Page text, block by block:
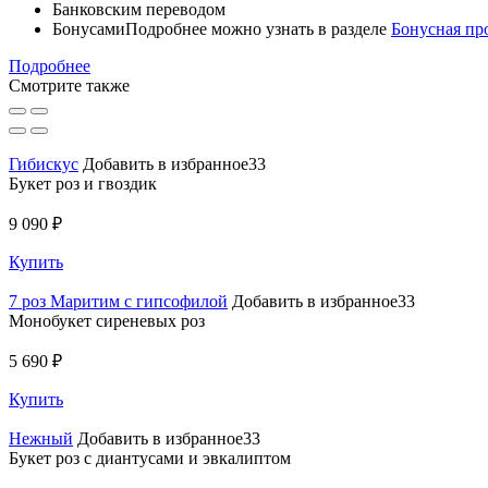
Банковским переводом
БонусамиПодробнее можно узнать в разделе Бонусная
Подробнее
Смотрите также
Гибискус Добавить в избранное33
Букет роз и гвоздик
9 090 ₽
Купить
7 роз Маритим с гипсофилой Добавить в избранное33
Монобукет сиреневых роз
5 690 ₽
Купить
Нежный Добавить в избранное33
Букет роз с диантусами и эвкалиптом